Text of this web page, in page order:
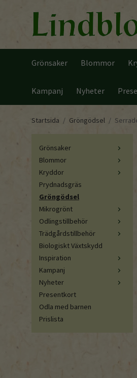
Grönsaker Blommor
Kampanj Nyheter
Startsida / Gröngödsel /
Grönsaker
Blommor
Kryddor
Prydnadsgräs
Gröngödsel
Mikrogrönt
Odlingstillbehör
Trädgårdstillbehör
Biologiskt Växtskydd
Inspiration
Kampanj
Nyheter
Presentkort
Odla med barnen
Prislista